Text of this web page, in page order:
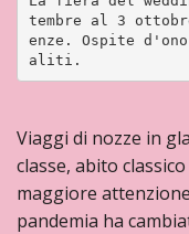
tembre al 3
enze. Ospite
aliti.
Viaggi di nozze in
classe, abito
maggiore
pandemia ha